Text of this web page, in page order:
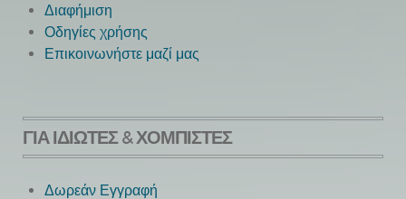
Διαφήμιση
Οδηγίες χρήσης
Επικοινωνήστε μαζί μας
ΓΙΑ ΙΔΙΏΤΕΣ & ΧΟΜΠΊΣΤΕΣ
Δωρεάν Εγγραφή